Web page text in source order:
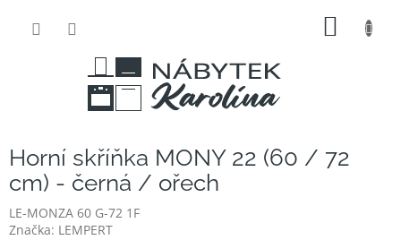
Horní skříňka MONY 22 (60 / 72
cm) - černá / ořech
LE-MONZA 60 G-72 1F
Značka: LEMPERT